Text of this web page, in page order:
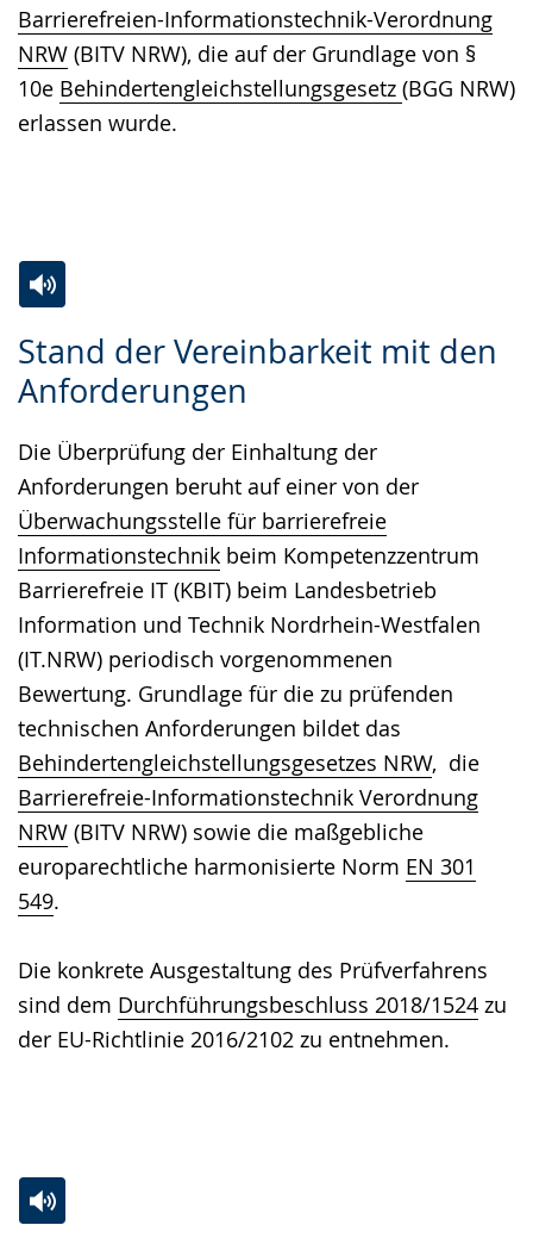
Barrierefreien-Informationstechnik-Verordnung
NRW (BITV NRW), die auf der Grundlage von §
10e Behindertengleichstellungsgesetz (BGG NRW)
erlassen wurde.
Stand der Vereinbarkeit mit den
Anforderungen
Die Überprüfung der Einhaltung der
Anforderungen beruht auf einer von der
Überwachungsstelle für barrierefreie
Informationstechnik beim Kompetenzzentrum
Barrierefreie IT (KBIT) beim Landesbetrieb
Information und Technik Nordrhein-Westfalen
(IT.NRW) periodisch vorgenommenen
Bewertung. Grundlage für die zu prüfenden
technischen Anforderungen bildet das
Behindertengleichstellungsgesetzes NRW, die
Barrierefreie-Informationstechnik Verordnung
NRW (BITV NRW) sowie die maßgebliche
europarechtliche harmonisierte Norm EN 301
549.
Die konkrete Ausgestaltung des Prüfverfahrens
sind dem Durchführungsbeschluss 2018/1524 zu
der EU-Richtlinie 2016/2102 zu entnehmen.
Leichten
Sprache
Audio-
Unterstützung.
Video
in
Gebärdensprache
wird
angezeigt.